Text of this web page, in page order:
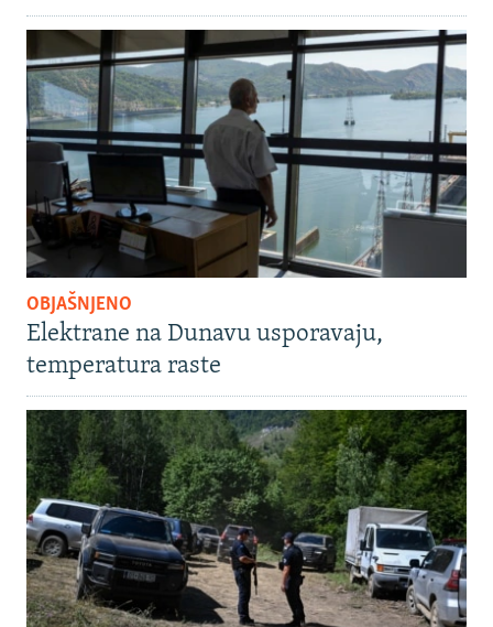
OBJAŠNJENO
Elektrane na Dunavu usporavaju,
temperatura raste